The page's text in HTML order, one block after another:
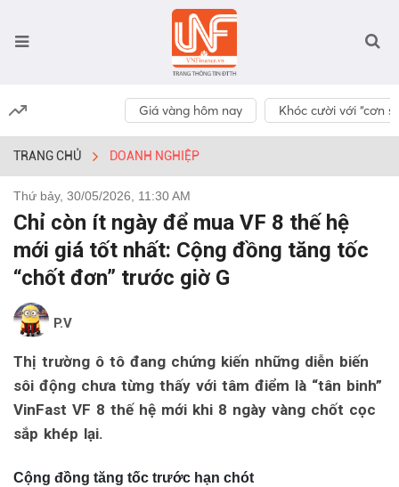
Giá vàng hôm nay Khóc cười với “cơn
TRANG CHỦ DOANH NGHIỆP
Thứ bảy, 30/05/2026, 11:30 AM
Chỉ còn ít ngày để mua VF 8 thế hệ
mới giá tốt nhất: Cộng đồng tăng tốc
“chốt đơn” trước giờ G
P.V
Thị trường ô tô đang chứng kiến những diễn biến
sôi động chưa từng thấy với tâm điểm là “tân binh”
VinFast VF 8 thế hệ mới khi 8 ngày vàng chốt cọc
sắp khép lại.
Cộng đồng tăng tốc trước hạn chót